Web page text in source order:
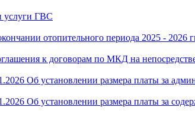
услуги ГВС
отопительного периода 2025 - 2026
к договорам по МКД на
Об установлении размера платы за
Об установлении размера платы за